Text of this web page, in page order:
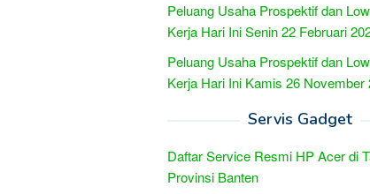
Peluang Usaha Prospektif dan
Kerja Hari Ini Senin 22 Februari
Peluang Usaha Prospektif dan
Kerja Hari Ini Kamis 26 November
Servis Gadget
Daftar Service Resmi HP Acer di
Provinsi Banten